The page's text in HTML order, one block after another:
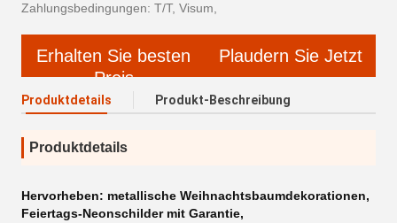
Zahlungsbedingungen: T/T, Visum,
Erhalten Sie besten
Preis
Plaudern Sie Jetzt
Produktdetails Produkt-Beschreibung
Produktdetails
Hervorheben: metallische Weihnachtsbaumdekorationen,
Feiertags-Neonschilder mit Garantie,